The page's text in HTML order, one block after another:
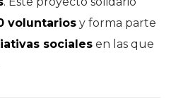
voluntarios y forma parte
sociales en las que